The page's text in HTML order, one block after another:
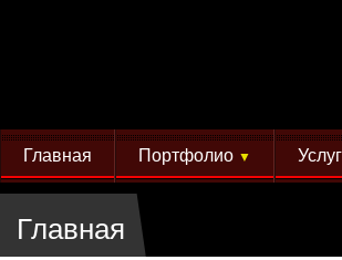
Главная Портфолио ▼
Главная